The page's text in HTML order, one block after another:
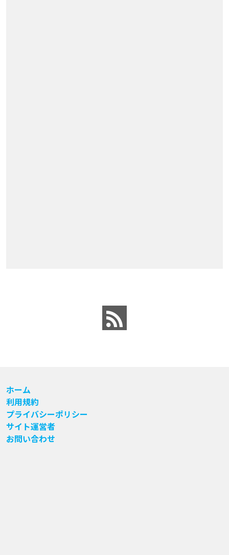
ホーム
利用規約
プライバシーポリシー
サイト運営者
お問い合わせ